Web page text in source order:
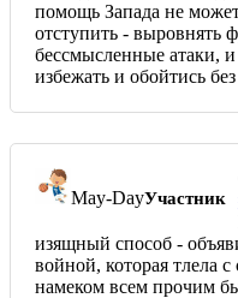
помощь Запада не
отступить - выровнять
бессмысленные атаки,
избежать и обойтись
May-DayУчастник
изящный способ -
войной, которая тлела
намеком всем прочим